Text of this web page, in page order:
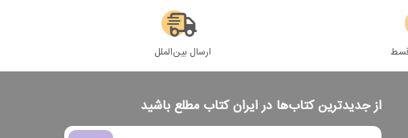
ارسال بین‌الملل
از جدیدترین کتاب‌ها در ایران کتاب مطلع باشید